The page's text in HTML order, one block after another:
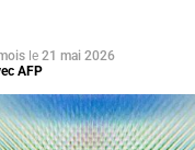
le 21 mai 2026
AFP